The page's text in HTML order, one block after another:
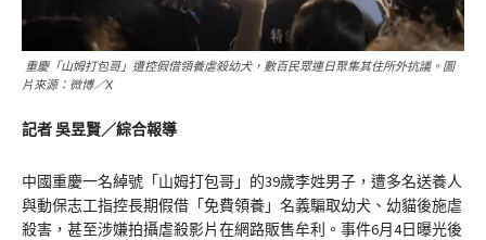
重慶「山姆打包哥」遭控假借領養虐殺幼犬，數百民眾連日聚集其住所外抗議。圖
片來源：微博／X
記者 吳昱賢／綜合報導
中國重慶一名綽號「山姆打包哥」的39歲李姓男子，遭多名送養人
與動保志工指控長期假借「免費領養」名義騙取幼犬、幼貓後施虐
殺害，甚至涉嫌拍攝虐殺影片在網路販售牟利。事件6月4日曝光後